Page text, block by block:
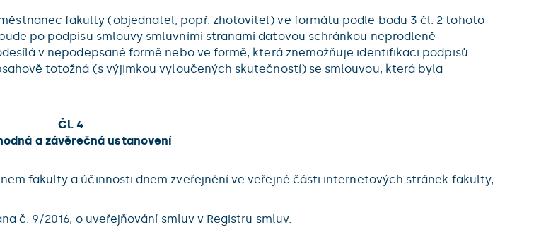
fakulty (objednatel, popř. zhotovitel) ve formátu podle bodu 3 čl. 2 tohoto
po podpisu smlouvy smluvními stranami datovou schránkou neprodleně
v nepodepsané formě nebo ve formě, která znemožňuje identifikaci podpisů
totožná (s výjimkou vyloučených skutečností) se smlouvou, která byla
Čl. 4
a závěrečná ustanovení
fakulty a účinnosti dnem zveřejnění ve veřejné části internetových stránek fakulty,
č. 9/2016, o uveřejňování smluv v Registru smluv.